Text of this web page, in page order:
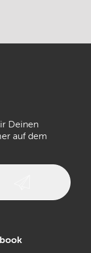
Deinen
auf dem